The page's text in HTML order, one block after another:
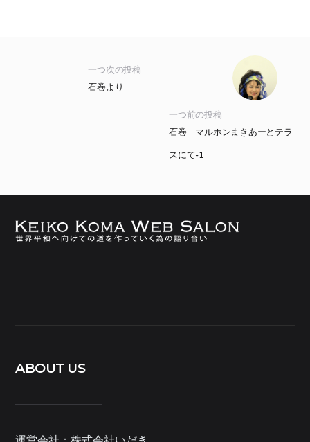
一つ前の投稿
石巻 マルホンまきあーとテラ
スにて-1
一つ次の投稿
石巻より
ABOUT US